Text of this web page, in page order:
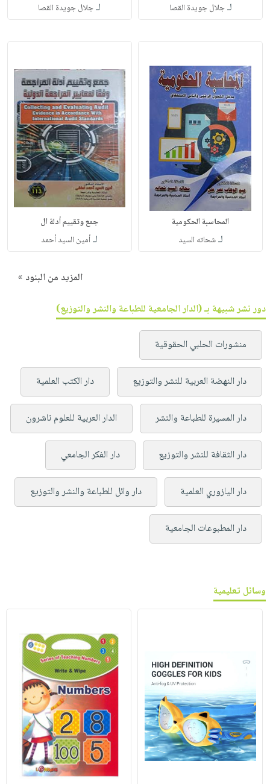
لـجلال جويدة القصا لـجلال جويدة القصا
المحاسبة الحكومية
لـشحاته السيد
جمع وتقييم أدلة ال
لـأمين السيد أحمد
المزيد من البنود »
دور نشر شبيهة بـ (الدار الجامعية للطباعة والنشر والتوزيع)
منشورات الحلبي الحقوقية
دار النهضة العربية للنشر والتوزيع دار الكتب العلمية
دار المسيرة للطباعة والنشر الدار العربية للعلوم ناشرون
دار الثقافة للنشر والتوزيع دار الفكر الجامعي
دار اليازوري العلمية دار وائل للطباعة والنشر والتوزيع
دار المطبوعات الجامعية
وسائل تعليمية